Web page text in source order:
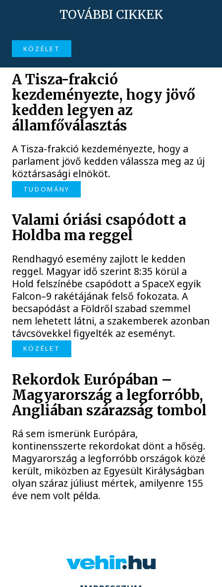
TOVÁBBI CIKKEK
KÖZÉLET
A Tisza-frakció
kezdeményezte, hogy jövő
kedden legyen az
államfőválasztás
A Tisza-frakció kezdeményezte, hogy a
parlament jövő kedden válassza meg az új
köztársasági elnököt.
TUDOMÁNY
Valami óriási csapódott a
Holdba ma reggel
Rendhagyó esemény zajlott le kedden
reggel. Magyar idő szerint 8:35 körül a
Hold felszínébe csapódott a SpaceX egyik
Falcon–9 rakétájának felső fokozata. A
becsapódást a Földről szabad szemmel
nem lehetett látni, a szakemberek azonban
távcsövekkel figyelték az eseményt.
KÖZÉLET
Rekordok Európában –
Magyarország a legforróbb,
Angliában szárazság tombol
Rá sem ismerünk Európára,
kontinensszerte rekordokat dönt a hőség.
Magyarország a legforróbb országok közé
került, miközben az Egyesült Királyságban
olyan száraz júliust mértek, amilyenre 155
éve nem volt példa.